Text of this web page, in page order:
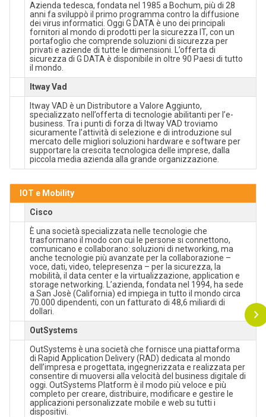
Azienda tedesca, fondata nel 1985 a Bochum, più di 28
anni fa sviluppò il primo programma contro la diffusione
dei virus informatici. Oggi G DATA è uno dei principali
fornitori al mondo di prodotti per la sicurezza IT, con un
portafoglio che comprende soluzioni di sicurezza per
privati e aziende di tutte le dimensioni. L’offerta di
sicurezza di G DATA è disponibile in oltre 90 Paesi di tutto
il mondo.
Itway Vad
Itway VAD è un Distributore a Valore Aggiunto,
specializzato nell’offerta di tecnologie abilitanti per l’e-
business. Tra i punti di forza di Itway VAD troviamo
sicuramente l’attività di selezione e di introduzione sul
mercato delle migliori soluzioni hardware e software per
supportare la crescita tecnologica delle imprese, dalla
piccola media azienda alla grande organizzazione.
IOT e Mobility
Cisco
È una società specializzata nelle tecnologie che
trasformano il modo con cui le persone si connettono,
comunicano e collaborano: soluzioni di networking, ma
anche tecnologie più avanzate per la collaborazione –
voce, dati, video, telepresenza – per la sicurezza, la
mobilità, il data center e la virtualizzazione, application e
storage networking. L’azienda, fondata nel 1994, ha sede
a San Josè (California) ed impiega in tutto il mondo circa
70.000 dipendenti, con un fatturato di 48,6 miliardi di
dollari.
OutSystems
OutSystems è una società che fornisce una piattaforma
di Rapid Application Delivery (RAD) dedicata al mondo
dell’impresa e progettata, ingegnerizzata e realizzata per
consentire di muoversi alla velocità del business digitale di
oggi. OutSystems Platform è il modo più veloce e più
completo per creare, distribuire, modificare e gestire le
applicazioni personalizzate mobile e web su tutti i
dispositivi.